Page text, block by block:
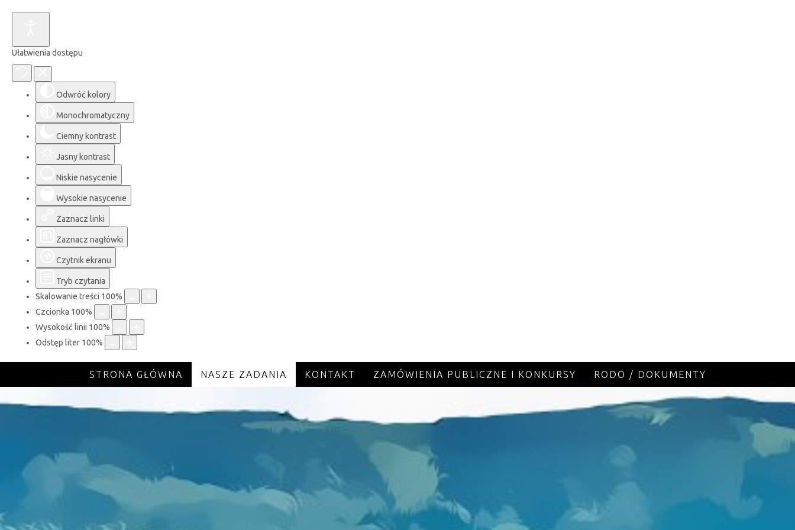
Ułatwienia dostępu
Odwróć kolory
Monochromatyczny
Ciemny kontrast
Jasny kontrast
Niskie nasycenie
Wysokie nasycenie
Zaznacz linki
Zaznacz nagłówki
Czytnik ekranu
Tryb czytania
Skalowanie treści 100%
Czcionka 100%
Wysokość linii 100%
Odstęp liter 100%
STRONA GŁÓWNA NASZE ZADANIA KONTAKT ZAMÓWIENIA PUBLICZNE I KONKURSY RODO / DOKUMENTY